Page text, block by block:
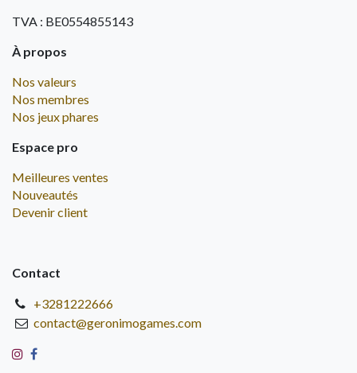
TVA : BE0554855143
À propos
Nos valeurs
Nos membres
Nos jeux phares
Espace pro
Meilleures ventes
Nouveautés
Devenir client
Contact
+3281222666
contact@geronimogames.com